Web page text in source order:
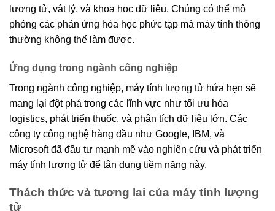
lượng tử, vật lý, và khoa học dữ liệu. Chúng có thể mô
phỏng các phản ứng hóa học phức tạp mà máy tính thông
thường không thể làm được.
Ứng dụng trong ngành công nghiệp
Trong ngành công nghiệp, máy tính lượng tử hứa hẹn sẽ
mang lại đột phá trong các lĩnh vực như tối ưu hóa
logistics, phát triển thuốc, và phân tích dữ liệu lớn. Các
công ty công nghệ hàng đầu như Google, IBM, và
Microsoft đã đầu tư mạnh mẽ vào nghiên cứu và phát triển
máy tính lượng tử để tận dụng tiềm năng này.
Thách thức và tương lai của máy tính lượng
tử